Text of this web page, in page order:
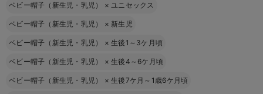
ベビー帽子（新生児・乳児） ×ユニセックス
ベビー帽子（新生児・乳児） × 新生児
ベビー帽子（新生児・乳児） ×生後1～3ケ月頃
ベビー帽子（新生児・乳児） ×生後4～6ケ月頃
ベビー帽子（新生児・乳児） ×生後7ケ月～1歳6ケ月頃